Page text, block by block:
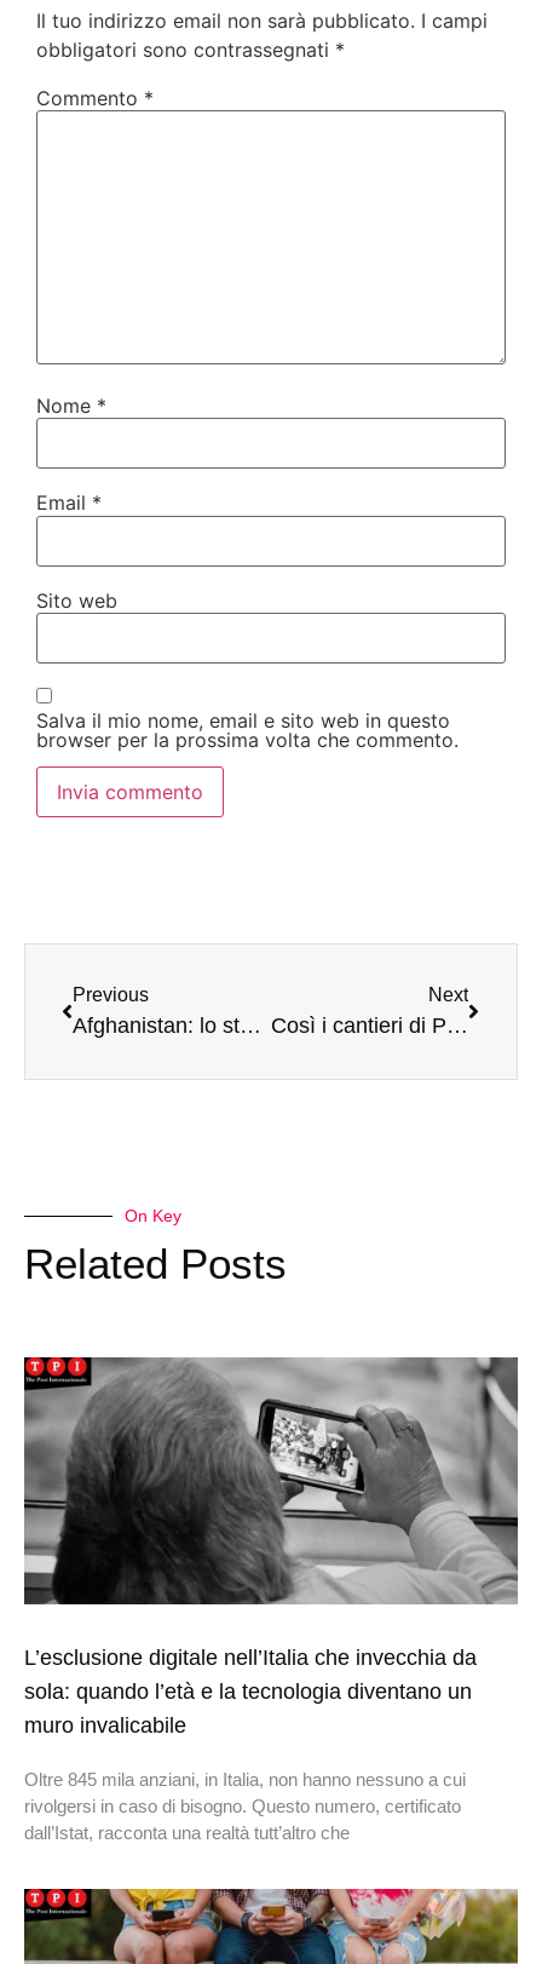
Il tuo indirizzo email non sarà pubblicato. I campi
obbligatori sono contrassegnati *
Commento *
Nome *
Email *
Sito web
Salva il mio nome, email e sito web in questo
browser per la prossima volta che commento.
Previous
Afghanistan: lo storico militare Gastone Breccia spiega a TPI chi ha riempito il vuoto geopolitico lasciato dagli Usa
Next
Così i cantieri di Pnrr e Giubileo stanno cambiando il volto di Roma
On Key
Related Posts
L’esclusione digitale nell’Italia che invecchia da
sola: quando l’età e la tecnologia diventano un
muro invalicabile
Oltre 845 mila anziani, in Italia, non hanno nessuno a cui
rivolgersi in caso di bisogno. Questo numero, certificato
dall’Istat, racconta una realtà tutt’altro che